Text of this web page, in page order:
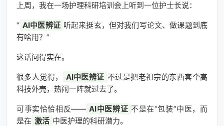
上周，我在一场护理科研培训会上听到一位护士长说：
“ AI中医辨证 听起来挺玄，但对我们写论文、做课题到底
有啥用？”
这话问得实在。
很多人觉得， AI中医辨证 不过是把老祖宗的东西套个高
科技外壳，热闹一阵就过去了。
可事实恰恰相反—— AI中医辨证 不是在“包装”中医，而
是在 激活 中医护理的科研潜力。